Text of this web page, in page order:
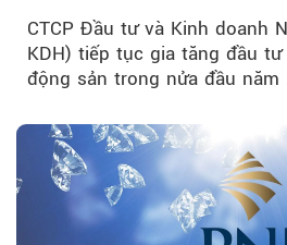
CTCP Đầu tư và Kinh doanh
KDH) tiếp tục gia tăng đầu
động sản trong nửa đầu năm